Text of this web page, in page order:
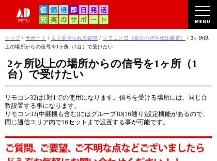
このページの本文へ
現
在
位
置：
トップ/ サポート / よく寄せられる質問 / リモコン32（双方向信号伝送装置） / 2ヶ所以
上の場所からの信号を1ヶ所（1台）で受けたい
2ヶ所以上の場所からの信号を1ヶ所（1
台）で受けたい
リモコン32は1対1での使用になります。信号を受ける場所には、同じ台
数設置する事になります。
リモコン32(中継機も含む)にはグループID(16通り)設定機能があるので、
同じ通信エリア内で16セットまで設置する事が可能です。